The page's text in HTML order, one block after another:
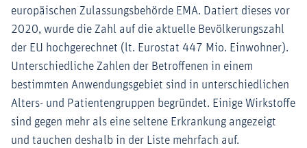
europäischen Zulassungsbehörde EMA. Datiert dieses vor
2020, wurde die Zahl auf die aktuelle Bevölkerungszahl
der EU hochgerechnet (lt. Eurostat 447 Mio. Einwohner).
Unterschiedliche Zahlen der Betroffenen in einem
bestimmten Anwendungsgebiet sind in unterschiedlichen
Alters- und Patientengruppen begründet. Einige Wirkstoffe
sind gegen mehr als eine seltene Erkrankung angezeigt
und tauchen deshalb in der Liste mehrfach auf.